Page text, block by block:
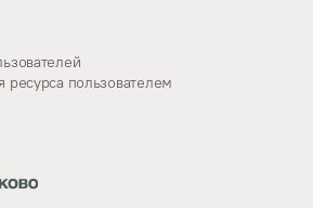
ресурса пользователем